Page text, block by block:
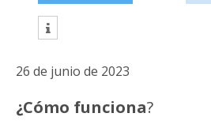
26 de junio de 2023
¿Cómo funciona?